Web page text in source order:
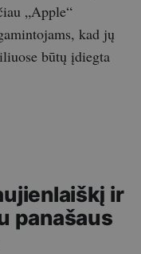
„Apple“
kad jų
būtų įdiegta
ir
panašaus